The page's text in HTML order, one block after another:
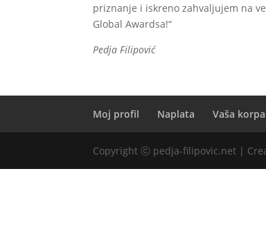
priznanje i iskreno zahvaljujem na
Global Awardsa!“
Pedja Filipović
Moj profil Naplata Vaša korpa
Copyright ⓒ pedja-filipovic.net |